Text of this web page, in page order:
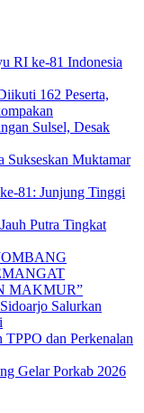
RI ke-81 Indonesia
162 Peserta,
Sulsel, Desak
Sukseskan Muktamar
81: Junjung Tinggi
Putra Tingkat
MAKMUR”
Salurkan
dan Perkenalan
Gelar Porkab 2026